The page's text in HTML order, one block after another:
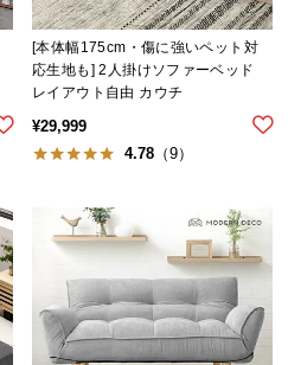
[本体幅175cm・傷に強いペット対
応生地も] 2人掛けソファーベッド
レイアウト自由 カウチ
¥29,999
4.78 （9）